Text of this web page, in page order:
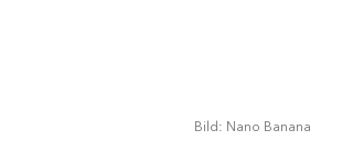
Bild: Nano Banana